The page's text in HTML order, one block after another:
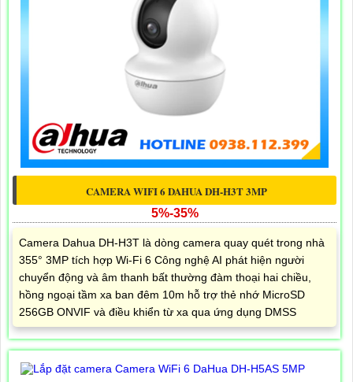
CAMERA WIFI 6 DAHUA DH-H3T 3MP
5%-35%
Camera Dahua DH-H3T là dòng camera quay quét trong nhà
355° 3MP tích hợp Wi-Fi 6 Công nghệ AI phát hiện người
chuyển động và âm thanh bất thường đàm thoại hai chiều,
hồng ngoại tầm xa ban đêm 10m hỗ trợ thẻ nhớ MicroSD
256GB ONVIF và điều khiển từ xa qua ứng dụng DMSS